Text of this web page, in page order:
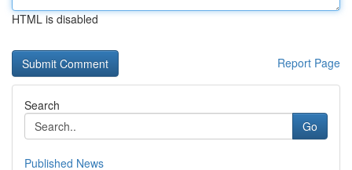
HTML is disabled
Report Page
Search
Go
Published News